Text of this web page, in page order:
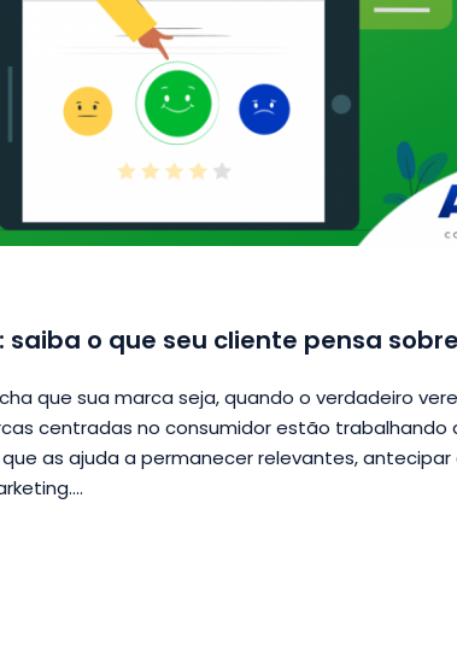
saiba o que seu cliente pensa
que sua marca seja, quando o verdadeiro
centradas no consumidor estão
as ajuda a permanecer relevantes, antecipar